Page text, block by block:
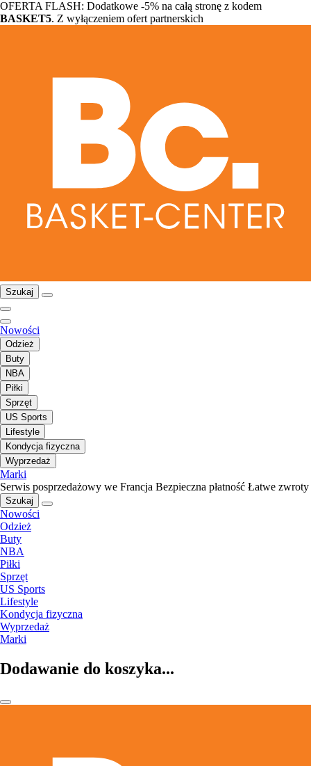
OFERTA FLASH: Dodatkowe -5% na całą stronę z kodem
BASKET5. Z wyłączeniem ofert partnerskich
Szukaj
Nowości
Odzież
Buty
NBA
Piłki
Sprzęt
US Sports
Lifestyle
Kondycja fizyczna
Wyprzedaż
Marki
Serwis posprzedażowy we Francja Bezpieczna płatność Łatwe zwroty
Szukaj
Nowości
Odzież
Buty
NBA
Piłki
Sprzęt
US Sports
Lifestyle
Kondycja fizyczna
Wyprzedaż
Marki
Dodawanie do koszyka...